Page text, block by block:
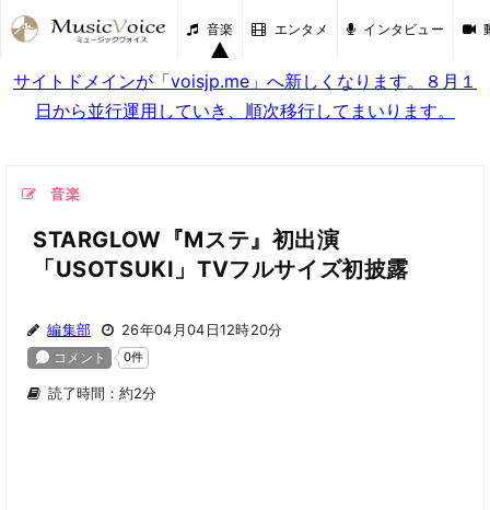
音楽 エンタメ インタビュー
サイトドメインが「voisjp.me」へ新しくなります。８月１
日から並行運用していき、順次移行してまいります。
音楽
STARGLOW『Mステ』初出演
「USOTSUKI」TVフルサイズ初披露
編集部 26年04月04日12時20分
読了時間：約2分